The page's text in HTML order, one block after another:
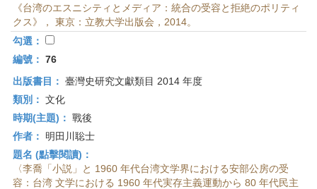
《台湾のエスニシティとメディア：統合の受容と拒絶のポリティ
クス》， 東京：立教大学出版会，2014。
勾選：
編號： 76
出版書目： 臺灣史研究文獻類目 2014 年度
類別： 文化
時期(主題)： 戰後
作者：
明田川聡士
題名 (點擊閱讀)：
〈李喬「小説」と 1960 年代台湾文学界における安部公房の受
容：台湾 文学における 1960 年代実存主義運動から 80 年代民主